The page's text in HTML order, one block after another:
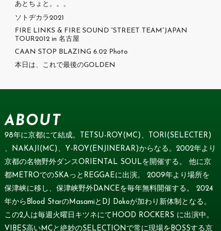
あとちょと。。。
ソトヂカラ2021
FIRE LINKS & FIRE SOUND “STREET TEAM”JAPAN
TOUR2012 in 名古屋
CAAN STOP BLAZING 6.02 Photo
本日は、これで最後のGOLDEN
ABOUT
98年に京都にて結成。TETSU-ROY(MC)、TORI(SELECTER)
、NAKAJI(MC)、Y-ROY(ENJINERAR)からなる。2002年より
京都の名物野外ダンスORIENTAL SOULを開催する。 他に京
都METROでのSKAっとREGGAEに出演。 2009年より場所を
保津峡に移し、保津峡野外DANCEを毎年無料開催する。 2024
年からBlood StarのMasamiとDJ Dokoが加わり新体制となる。
この2人は毎週火曜日キツネにてHOOD ROCKERS に出演中。
VIBES高いMCと絶妙のSELECTIONで常に現場をBOSSする京